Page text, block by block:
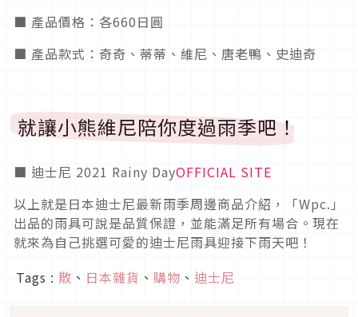
■ 產品價格：各660日圓
■ 產品款式：奇奇、蒂蒂、維尼、唐老鴨、史迪奇
就讓小熊維尼陪你度過雨季吧！
■ 迪士尼 2021 Rainy DayOFFICIAL SITE
以上就是日本迪士尼最新雨季周邊商品介紹，「Wpc.」
出品的雨具可說是品質保證，並能滿足所有場合。現在
就來為自己挑選可愛的迪士尼雨具迎接下雨天吧！
Tags : 散 、 日本雜貨 、 購物 、 迪士尼